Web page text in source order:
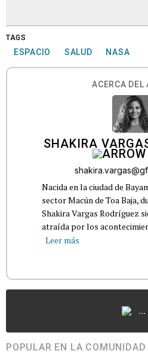
TAGS
ESPACIO SALUD NASA
ACERCA DEL
SHAKIRA
Nacida en la ciudad de
sector Macún de Toa Baja,
Shakira Vargas Rodríguez
atraída por los
Leer más
...
POPULAR EN LA COMUNIDAD